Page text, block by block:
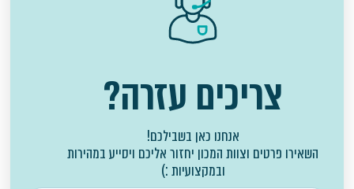
צריכים עזרה?
אנחנו כאן בשבילכם!
השאירו פרטים וצוות המכון יחזור אליכם ויסייע במהירות
ובמקצועיות :)